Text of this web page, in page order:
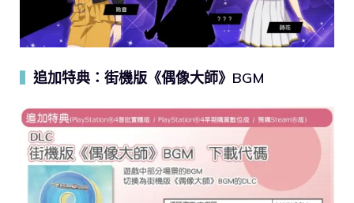
追加特典：街機版《偶像大師》BGM